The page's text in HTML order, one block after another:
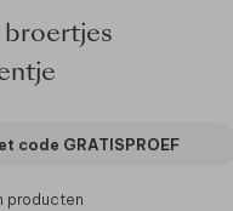
code GRATISPROEF
producten